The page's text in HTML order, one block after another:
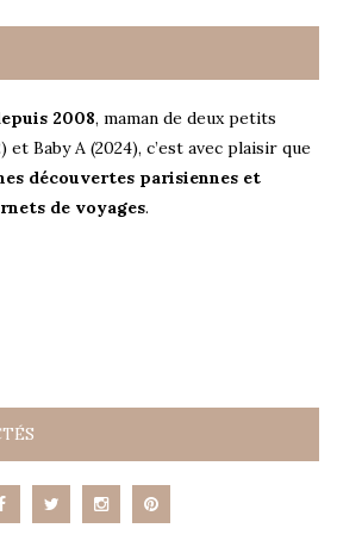
2008, maman de deux petits
et Baby A (2024), c’est avec plaisir que
découvertes parisiennes et
de voyages.